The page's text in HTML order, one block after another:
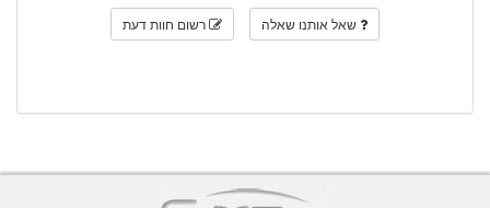
שאל אותנו שאלה רשום חוות דעת